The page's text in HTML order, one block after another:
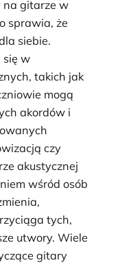
na gitarze w
sprawia, że
siebie.
się w
takich jak
mogą
akordów i
czy
akustycznej
wśród osób
tych,
utwory. Wiele
gitary